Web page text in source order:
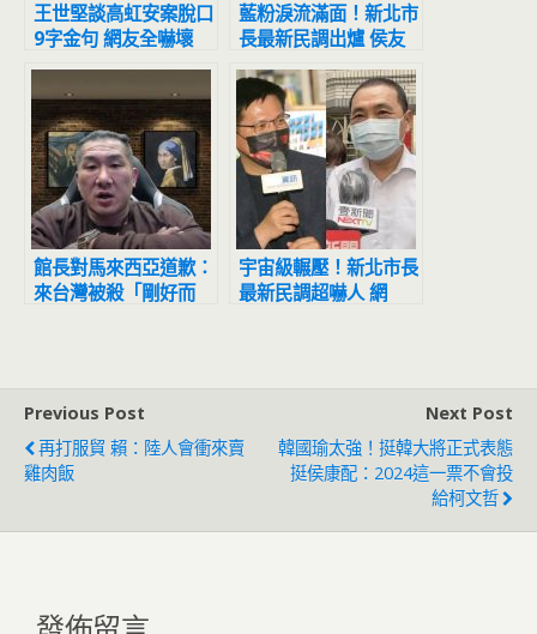
王世堅談高虹安案脫口
9字金句 網友全嚇壞
藍粉淚流滿面！新北市
長最新民調出爐 侯友
宜超震撼
館長對馬來西亞道歉：
來台灣被殺「剛好而
宇宙級輾壓！新北市長
最新民調超嚇人 網
Previous Post
再打服貿 賴：陸人會衝來賣
雞肉飯
Next Post
韓國瑜太強！挺韓大將正式表態
挺侯康配：2024這一票不會投
給柯文哲